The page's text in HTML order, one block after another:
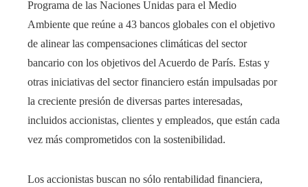
Programa de las Naciones Unidas para el Medio
Ambiente que reúne a 43 bancos globales con el objetivo
de alinear las compensaciones climáticas del sector
bancario con los objetivos del Acuerdo de París. Estas y
otras iniciativas del sector financiero están impulsadas por
la creciente presión de diversas partes interesadas,
incluidos accionistas, clientes y empleados, que están cada
vez más comprometidos con la sostenibilidad.
Los accionistas buscan no sólo rentabilidad financiera,